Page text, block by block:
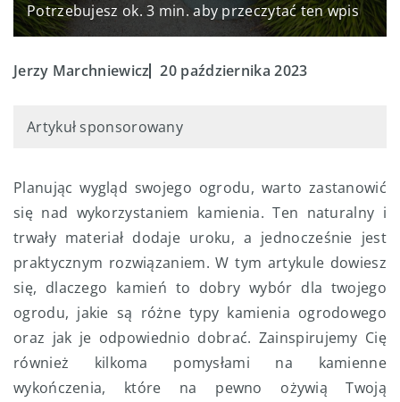
Potrzebujesz ok. 3 min. aby przeczytać ten wpis
Jerzy Marchniewicz 20 października 2023
Artykuł sponsorowany
Planując wygląd swojego ogrodu, warto zastanowić
się nad wykorzystaniem kamienia. Ten naturalny i
trwały materiał dodaje uroku, a jednocześnie jest
praktycznym rozwiązaniem. W tym artykule dowiesz
się, dlaczego kamień to dobry wybór dla twojego
ogrodu, jakie są różne typy kamienia ogrodowego
oraz jak je odpowiednio dobrać. Zainspirujemy Cię
również kilkoma pomysłami na kamienne
wykończenia, które na pewno ożywią Twoją